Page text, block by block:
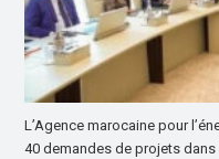
L’Agence marocaine pour
40 demandes de projets